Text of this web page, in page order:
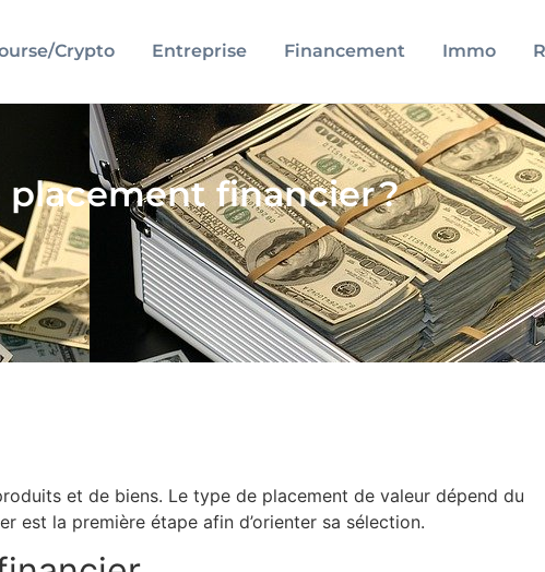
Crypto Entreprise Financement Immo
financier ?
et de biens. Le type de placement de valeur dépend du
est la première étape afin d’orienter sa sélection.